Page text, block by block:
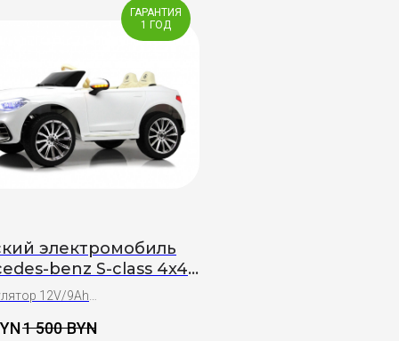
ГАРАНТИЯ
1 ГОД
электромобиль
benz S-class 4x4
12V/9Ah
1-8 лет
1 500 BYN